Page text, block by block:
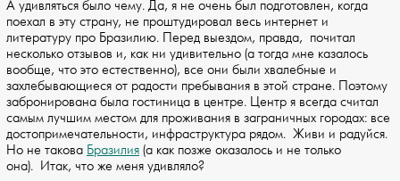
А удивляться было чему. Да, я не очень был подготовлен, когда
поехал в эту страну, не проштудировал весь интернет и
литературу про Бразилию. Перед выездом, правда, почитал
несколько отзывов и, как ни удивительно (а тогда мне казалось
вообще, что это естественно), все они были хвалебные и
захлебывающиеся от радости пребывания в этой стране. Поэтому
забронирована была гостиница в центре. Центр я всегда считал
самым лучшим местом для проживания в заграничных городах: все
достопримечательности, инфраструктура рядом. Живи и радуйся.
Но не такова Бразилия (а как позже оказалось и не только
она). Итак, что же меня удивляло?